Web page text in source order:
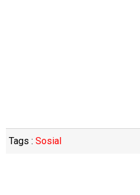
Tags : Sosial